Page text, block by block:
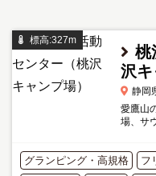
標高:327m
桃
沢キ
静岡
愛鷹山
場、サ
る施設
グランピング・高規格 フ